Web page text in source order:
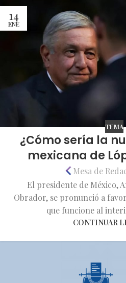
14
ENE
TEMA
¿Cómo sería la
mexicana de
Mesa de
El presidente de México,
Obrador, se pronunció a
que funcione al
CONTINUAR